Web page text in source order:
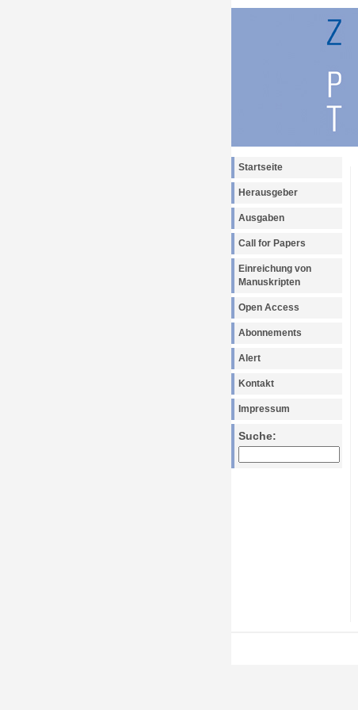
Startseite
Herausgeber
Ausgaben
Call for Papers
Einreichung von
Manuskripten
Open Access
Abonnements
Alert
Kontakt
Impressum
Suche: